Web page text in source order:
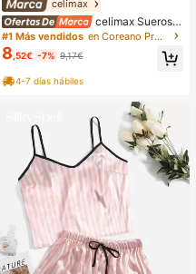
celimax
celimax Sueros y
tratamiento facial
#1 Más vendidos en Coreano Protección de la piel
8 ,52€ -7% 9,17€
4-7 días hábiles